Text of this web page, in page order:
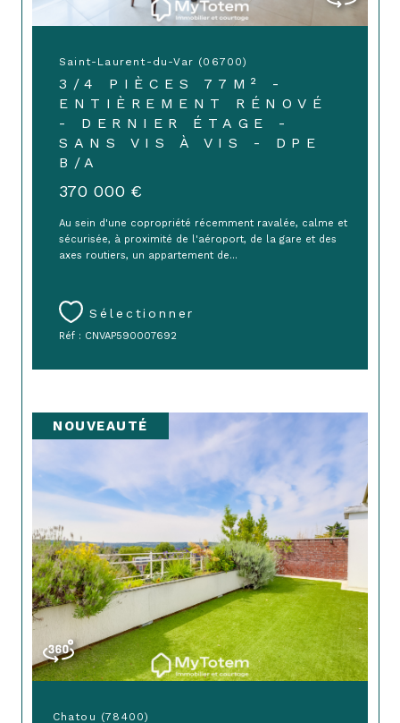
Saint-Laurent-du-Var (06700)
3/4 PIÈCES 77M² -
ENTIÈREMENT RÉNOVÉ
- DERNIER ÉTAGE -
SANS VIS À VIS - DPE
B/A
370 000 €
Au sein d'une copropriété récemment ravalée, calme et
sécurisée, à proximité de l'aéroport, de la gare et des
axes routiers, un appartement de...
Sélectionner
Réf : CNVAP590007692
Chatou (78400)
NOUVEAUTÉ